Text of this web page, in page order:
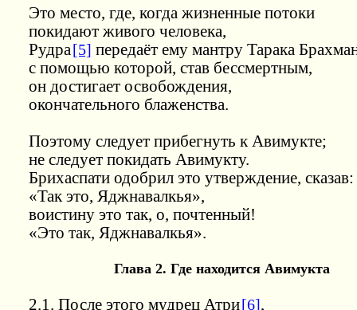
Это место, где, когда жизненные потоки
покидают живого человека,
Рудра[5] передаёт ему мантру Тарака
с помощью которой, став бессмертным,
он достигает освобождения,
окончательного блаженства.
Поэтому следует прибегнуть к Авимукте;
не следует покидать Авимукту.
Брихаспати одобрил это утверждение, сказав:
«Так это, Яджнавалкья»,
воистину это так, о, почтенный!
«Это так, Яджнавалкья».
Глава 2. Где находится Авимукта
2.1. После этого мудрец Атри[6],